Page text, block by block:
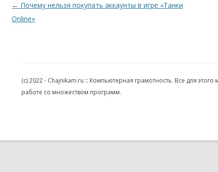
Навигация по записям
← Почему нельзя покупать аккаунты в игре «Танки
Online»
(c) 2022 - Chajnikam.ru :: Компьютерная грамотность. Все для
работе со множеством программ.